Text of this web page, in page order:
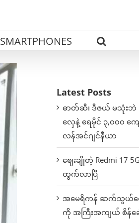
SMARTPHONES
Latest Posts
ဓာတ်ဆီ၊ ဒီဇယ် မသုံးဘဲ
လှေနဲ့ ရေမိုင် ၃,၀၀၀ ကျ
လန်အင်ဂျင်နီယာ
ဈေးချိုတဲ့ Redmi 17
ထွက်လာပြီ
အမေရိကန် ဆက်သွယ်ရေ
ကို အကြီးအကျယ် စိန်ခ